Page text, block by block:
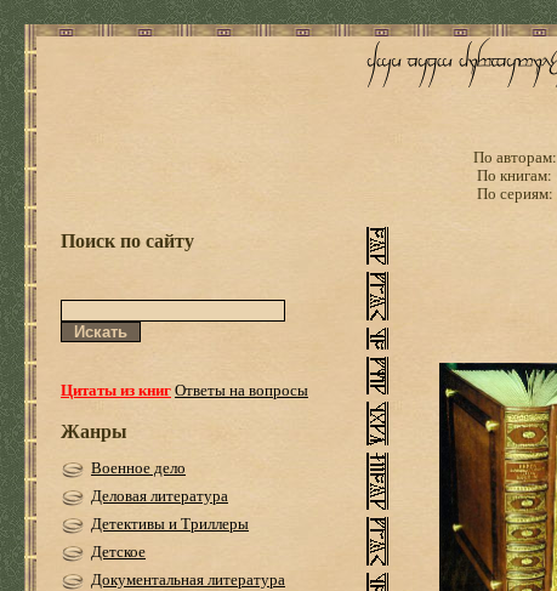
По авторам:
По книгам:
По сериям:
Поиск по сайту
Цитаты из книгОтветы на вопросы
Жанры
Военное дело
Деловая литература
Детективы и Триллеры
Детское
Документальная литература